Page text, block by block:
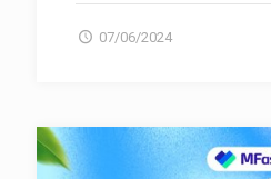
07/06/2024